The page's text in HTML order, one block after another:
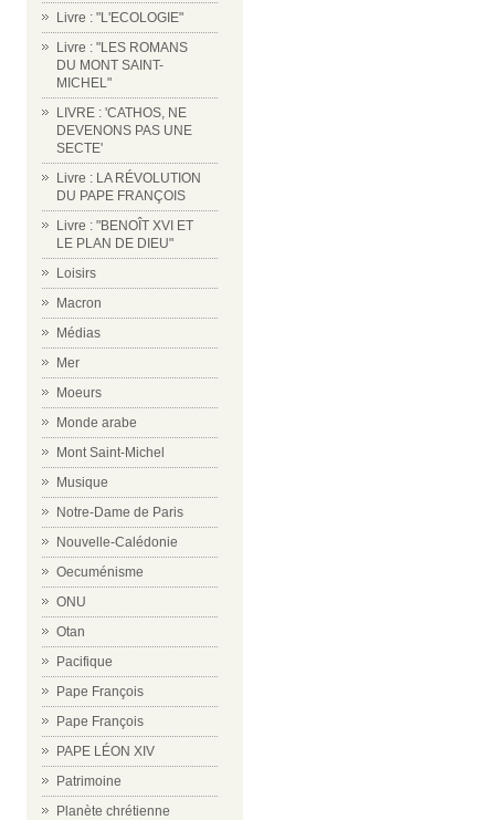
Livre : "L'ECOLOGIE"
Livre : "LES ROMANS
DU MONT SAINT-
MICHEL"
LIVRE : 'CATHOS, NE
DEVENONS PAS UNE
SECTE'
Livre : LA RÉVOLUTION
DU PAPE FRANÇOIS
Livre : "BENOÎT XVI ET
LE PLAN DE DIEU"
Loisirs
Macron
Médias
Mer
Moeurs
Monde arabe
Mont Saint-Michel
Musique
Notre-Dame de Paris
Nouvelle-Calédonie
Oecuménisme
ONU
Otan
Pacifique
Pape François
Pape François
PAPE LÉON XIV
Patrimoine
Planète chrétienne